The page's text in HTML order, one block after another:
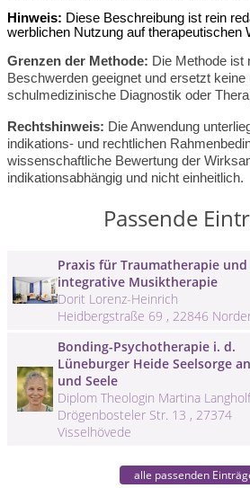
Hinweis: Diese Beschreibung ist rein
werblichen Nutzung auf therapeutischen
Grenzen der Methode: Die Methode ist
Beschwerden geeignet und ersetzt keine
schulmedizinische Diagnostik oder
Rechtshinweis: Die Anwendung
indikations- und rechtlichen
wissenschaftliche Bewertung der
indikationsabhängig und nicht einheitlich.
Passende
Praxis für Traumatherapie und
integrative Musiktherapie
Dorit Lorenz-Heinrich
Heidbergstraße 69 , 22846
Bonding-Psychotherapie i. d.
Lüneburger Heide Seelsorge
und Seele
Diplom Theologin Martina Langholf
Drögenbosteler Str. 13 , 27374
Visselhövede
alle passenden